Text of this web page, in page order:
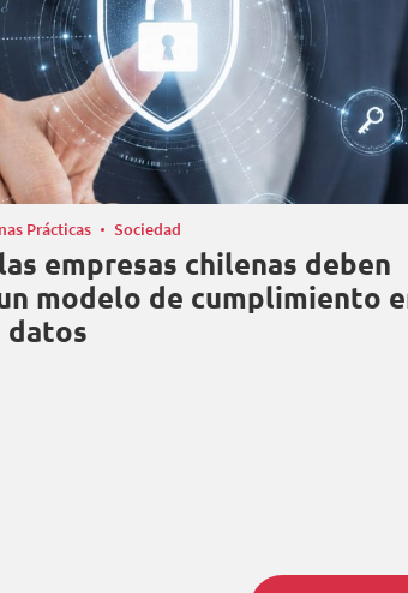
Prácticas Sociedad
empresas chilenas deben
modelo de cumplimiento
datos